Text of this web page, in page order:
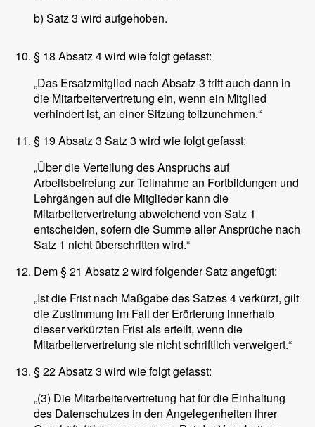
b) Satz 3 wird aufgehoben.
§ 18 Absatz 4 wird wie folgt gefasst:
„Das Ersatzmitglied nach Absatz 3 tritt auch dann in
die Mitarbeitervertretung ein, wenn ein Mitglied
verhindert ist, an einer Sitzung teilzunehmen.“
§ 19 Absatz 3 Satz 3 wird wie folgt gefasst:
„Über die Verteilung des Anspruchs auf
Arbeitsbefreiung zur Teilnahme an Fortbildungen und
Lehrgängen auf die Mitglieder kann die
Mitarbeitervertretung abweichend von Satz 1
entscheiden, sofern die Summe aller Ansprüche nach
Satz 1 nicht überschritten wird.“
Dem § 21 Absatz 2 wird folgender Satz angefügt:
„Ist die Frist nach Maßgabe des Satzes 4 verkürzt, gilt
die Zustimmung im Fall der Erörterung innerhalb
dieser verkürzten Frist als erteilt, wenn die
Mitarbeitervertretung sie nicht schriftlich verweigert.“
§ 22 Absatz 3 wird wie folgt gefasst:
„(3) Die Mitarbeitervertretung hat für die Einhaltung
des Datenschutzes in den Angelegenheiten ihrer